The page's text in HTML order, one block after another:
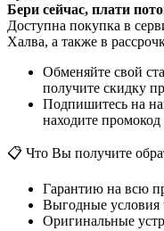
Бери сейчас, плати
Доступна покупка в
Халва, а также в
Обменяйте свой
получите скидку
Подпишитесь на
находите
📋 Что Вы получите
Гарантию на всю
Выгодные условия
Оригинальные